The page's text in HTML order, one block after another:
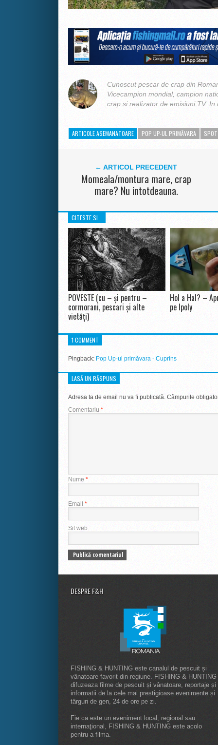
Cunoscut pescar de crap din
Vicecampion mondial, campion
crap si realizator de emisiuni TV. In
ARTICOLE ASEMANATOARE POP UP-UL PRIMĂVARA SPOT
← ARTICOL PRECEDENT
Momeala/montura mare, crap
mare? Nu intotdeauna.
CITESTE SI...
POVESTE (cu – și pentru –
cormorani, pescari și alte
vietăți)
Hol a Hal? –
pe Ipoly
1 COMMENT
Pingback: Pop Up-ul primăvara - Cuprins
LASĂ UN RĂSPUNS
Adresa ta de email nu va fi publicată. Câmpurile
Comentariu *
Nume *
Email *
Sit web
DESPRE F&H
FISHING & HUNTING este canalul de pescuit și
vânatoare favorit din regiune. FISHING & HUNTING
difuzeaza filme de pescuit și vânatoare, reportaje și
informatii de la cele mai prestigioase evenimente și
târguri de gen, 24 de ore pe zi.
Fie ca este un eveniment local, regional sau
internaţional, FISHING & HUNTING este acolo
pentru a filma.